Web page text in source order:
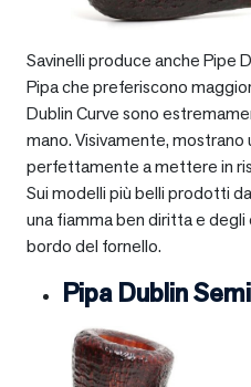
Savinelli produce anche Pipe
Pipa che preferiscono
Dublin Curve sono
mano. Visivamente,
perfettamente a mettere in
Sui modelli più belli prodotti
una fiamma ben diritta e degli
bordo del fornello.
Pipa Dublin